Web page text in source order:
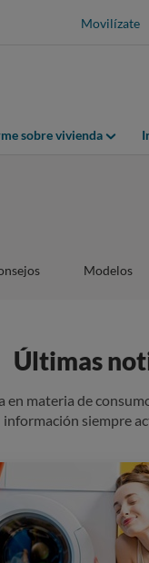
Movilízate
sobre vivienda
Modelos
Últimas
en materia de
información siempre